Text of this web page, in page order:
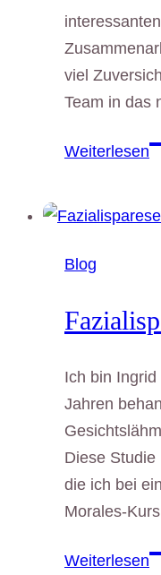
viel
Team in das
Weiterlesen
Blog
Ich bin
Jahren
Diese Studie
die ich bei
Morales-
Weiterlesen